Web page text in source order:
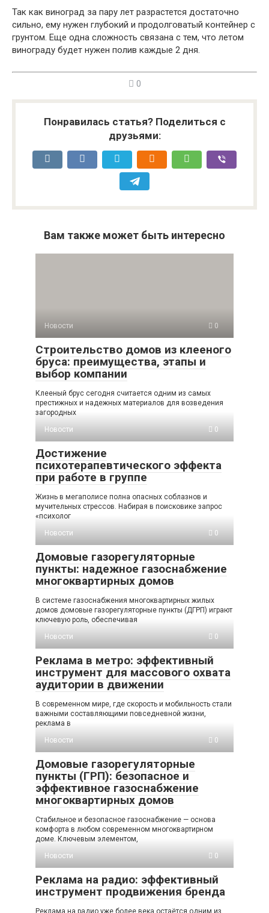
Так как виноград за пару лет разрастется достаточно
сильно, ему нужен глубокий и продолговатый контейнер с
грунтом. Еще одна сложность связана с тем, что летом
винограду будет нужен полив каждые 2 дня.
0
Понравилась статья? Поделиться с
друзьями:
Вам также может быть интересно
Новости 0
Строительство домов из клееного
бруса: преимущества, этапы и
выбор компании
Клееный брус сегодня считается одним из самых
престижных и надежных материалов для возведения
загородных
Новости
0
Достижение
психотерапевтического эффекта
при работе в группе
Жизнь в мегаполисе полна опасных соблазнов и
мучительных стрессов. Набирая в поисковике запрос
«психолог
Новости
0
Домовые газорегуляторные
пункты: надежное газоснабжение
многоквартирных домов
В системе газоснабжения многоквартирных жилых
домов домовые газорегуляторные пункты (ДГРП) играют
ключевую роль, обеспечивая
Новости
0
Реклама в метро: эффективный
инструмент для массового охвата
аудитории в движении
В современном мире, где скорость и мобильность стали
важными составляющими повседневной жизни,
реклама в
Новости
0
Домовые газорегуляторные
пункты (ГРП): безопасное и
эффективное газоснабжение
многоквартирных домов
Стабильное и безопасное газоснабжение — основа
комфорта в любом современном многоквартирном
доме. Ключевым элементом,
Новости
0
Реклама на радио: эффективный
инструмент продвижения бренда
Реклама на радио уже более века остаётся одним из